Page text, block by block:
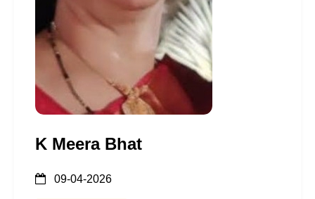
K Meera Bhat
09-04-2026